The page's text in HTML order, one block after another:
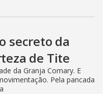
secreto da
de Tite
da Granja Comary. E
Pela pancada